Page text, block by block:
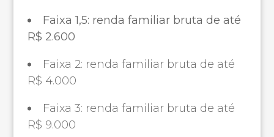
Faixa 1,5: renda familiar bruta de até
R$ 2.600
Faixa 2: renda familiar bruta de até
R$ 4.000
Faixa 3: renda familiar bruta de até
R$ 9.000